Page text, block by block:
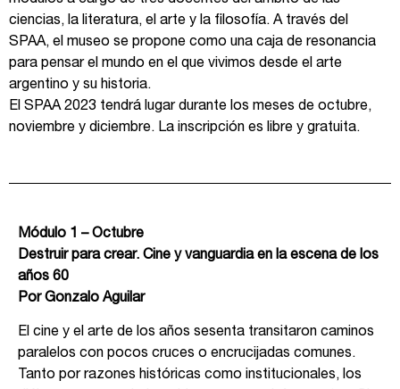
ciencias, la literatura, el arte y la filosofía. A través del
SPAA, el museo se propone como una caja de resonancia
para pensar el mundo en el que vivimos desde el arte
argentino y su historia.
El SPAA 2023 tendrá lugar durante los meses de octubre,
noviembre y diciembre. La inscripción es libre y gratuita.
Módulo 1 – Octubre
Destruir para crear. Cine y vanguardia en la escena de los
años 60
Por Gonzalo Aguilar
El cine y el arte de los años sesenta transitaron caminos
paralelos con pocos cruces o encrucijadas comunes.
Tanto por razones históricas como institucionales, los